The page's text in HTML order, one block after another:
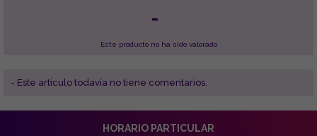
-
Este producto no ha sido valorado
- Este articulo todavía no tiene comentarios.
HORARIO PARTICULAR